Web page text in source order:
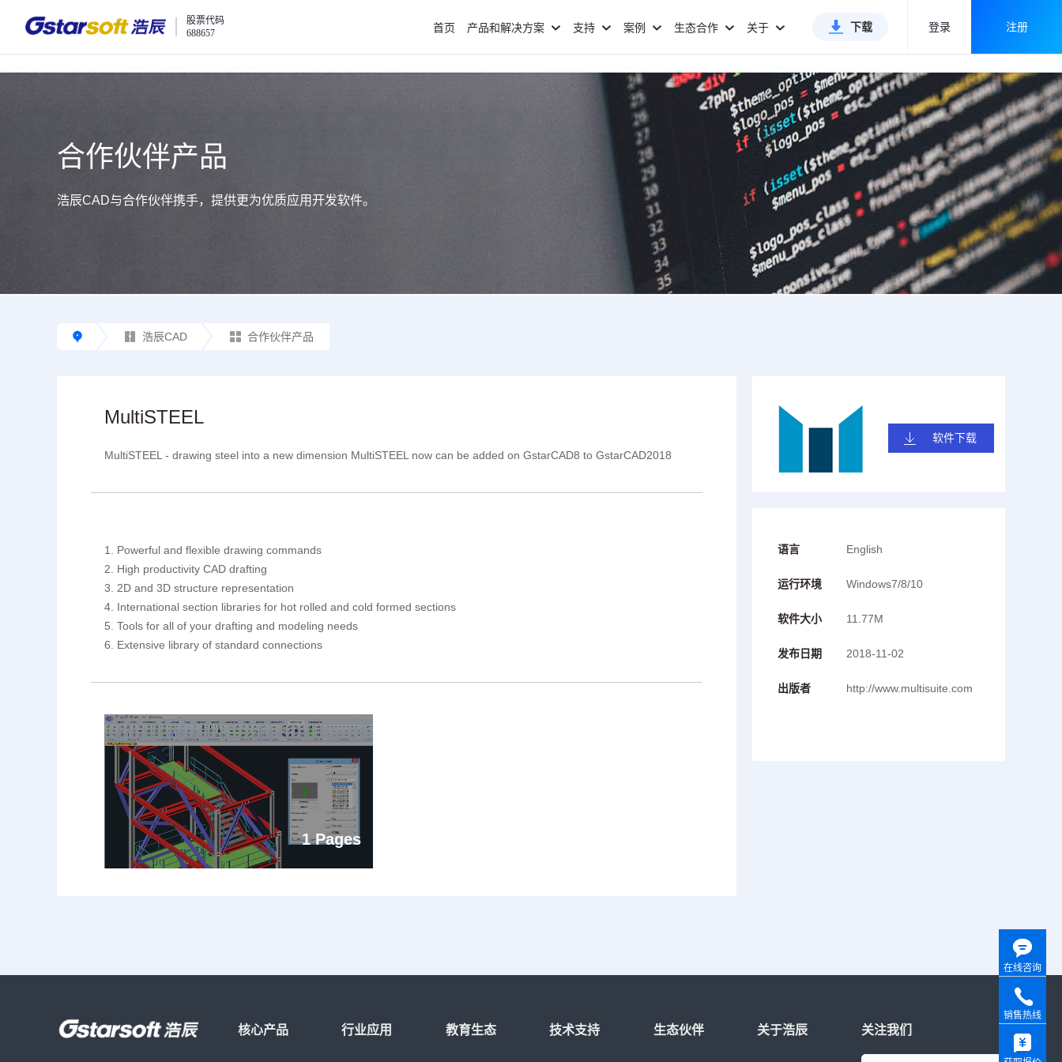
股票代码
688657
首页 产品和解决方案 支持 案例 生态合作 关于 下载 登录 注册
合作伙伴产品
浩辰CAD与合作伙伴携手，提供更为优质应用开发软件。
浩辰CAD 合作伙伴产品
MultiSTEEL
MultiSTEEL - drawing steel into a new dimension MultiSTEEL now can be added on GstarCAD8 to GstarCAD2018
1. Powerful and flexible drawing commands
2. High productivity CAD drafting
3. 2D and 3D structure representation
4. International section libraries for hot rolled and cold formed sections
5. Tools for all of your drafting and modeling needs
6. Extensive library of standard connections
1 Pages
软件下载
语言 English
运行环境 Windows7/8/10
软件大小 11.77M
发布日期 2018-11-02
出版者 http://www.multisuite.com
核心产品 行业应用 教育生态 技术支持 生态伙伴 关于浩辰 关注我们
在线咨询
销售热线